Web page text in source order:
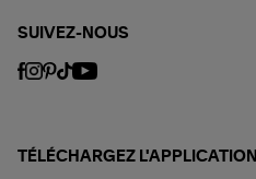
SUIVEZ-NOUS
TÉLÉCHARGEZ L'APPLICATION